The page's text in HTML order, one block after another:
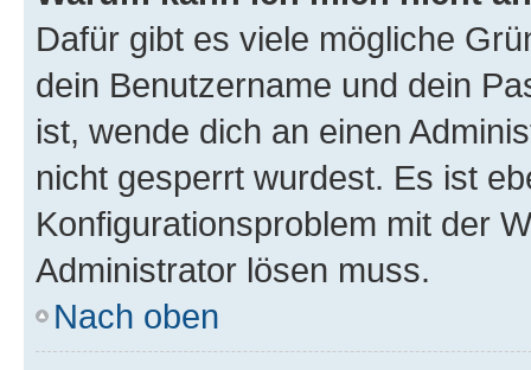
Dafür gibt es viele mögliche
dein Benutzername und dein
ist, wende dich an einen
nicht gesperrt wurdest. Es ist
Konfigurationsproblem mit der
Administrator lösen muss.
Nach oben